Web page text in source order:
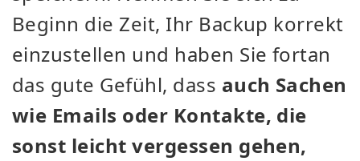
Beginn die Zeit, Ihr Backup korrekt
einzustellen und haben Sie fortan
das gute Gefühl, dass auch Sachen
wie Emails oder Kontakte, die
sonst leicht vergessen gehen,